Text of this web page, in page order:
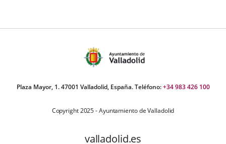
Plaza Mayor, 1. 47001 Valladolid, España. Teléfono:+34 983 426 100
Copyright 2025 - Ayuntamiento de Valladolid
valladolid.es